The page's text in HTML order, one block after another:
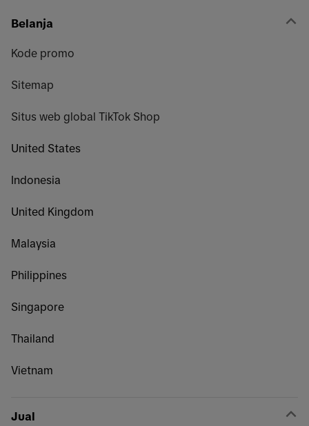
Belanja
Kode promo
Sitemap
Situs web global TikTok Shop
United States
Indonesia
United Kingdom
Malaysia
Philippines
Singapore
Thailand
Vietnam
Jual